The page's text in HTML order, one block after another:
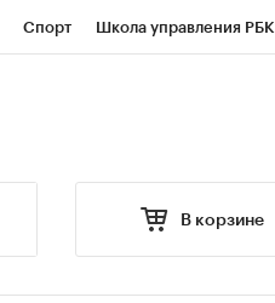
Спорт Школа управления РБК
В корзине